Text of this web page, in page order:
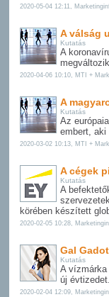
2020-05-04 12:11,
A válság
Kutatás
A
2020-04-06 10:10, MTI +
A
Kutatás
Az
embert,
2020-03-02 10:13, MTI +
A cégek
Kutatás
A
körében készített
2020-02-05 10:28,
Gal
Kutatás
A vízmárka
új évtizedet.
2020-02-04 12:09,